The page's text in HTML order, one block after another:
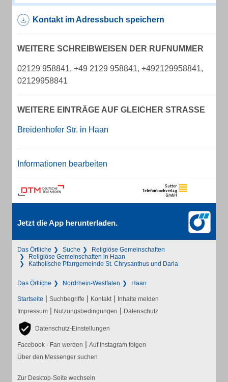
Kontakt im Adressbuch speichern
WEITERE SCHREIBWEISEN DER RUFNUMMER
02129 958841, +49 2129 958841, +492129958841,
02129958841
WEITERE EINTRÄGE AUF GLEICHER STRASSE
Breidenhofer Str. in Haan
Informationen bearbeiten
Jetzt die App herunterladen.
Das Örtliche Suche
Religiöse Gemeinschaften
Religiöse Gemeinschaften in Haan
Katholische Pfarrgemeinde St. Chrysanthus und Daria
Das Örtliche Nordrhein-Westfalen Haan
Startseite | Suchbegriffe | Kontakt | Inhalte melden
Impressum | Nutzungsbedingungen | Datenschutz
Datenschutz-Einstellungen
Facebook - Fan werden | Auf Instagram folgen
Über den Messenger suchen
Zur Desktop-Seite wechseln